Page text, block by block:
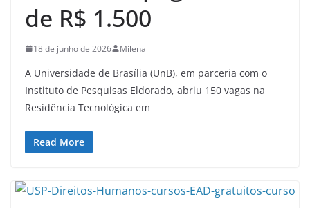
de R$ 1.500
18 de junho de 2026 Milena
A Universidade de Brasília (UnB), em parceria com o
Instituto de Pesquisas Eldorado, abriu 150 vagas na
Residência Tecnológica em
Read More